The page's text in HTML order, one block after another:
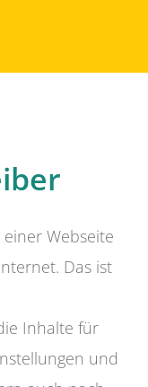
Webseite
Das ist
Inhalte für
und